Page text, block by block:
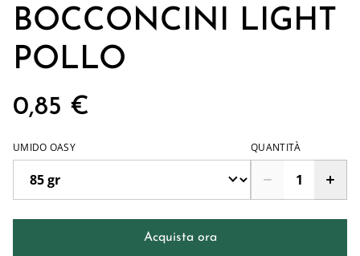
BOCCONCINI LIGHT
POLLO
0,85 €
UMIDO OASY QUANTITÀ
Acquista ora